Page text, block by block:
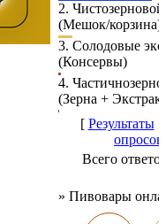
2.
(Мешок/корзина)
3. Солодовые
(Консервы)
4.
(Зерна +
[ Результаты·
опросов
Всего
» Пивовары